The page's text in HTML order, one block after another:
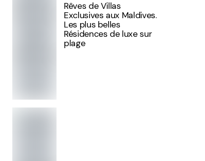
Rêves de Villas
Exclusives aux Maldives.
Les plus belles
Résidences de luxe sur
plage